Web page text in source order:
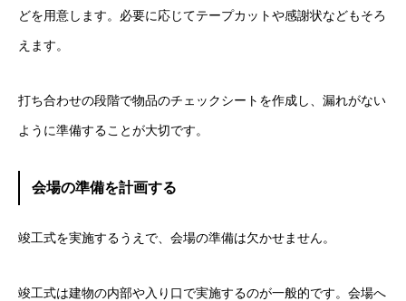
どを用意します。必要に応じてテープカットや感謝状などもそろ
えます。
打ち合わせの段階で物品のチェックシートを作成し、漏れがない
ように準備することが大切です。
会場の準備を計画する
竣工式を実施するうえで、会場の準備は欠かせません。
竣工式は建物の内部や入り口で実施するのが一般的です。会場へ